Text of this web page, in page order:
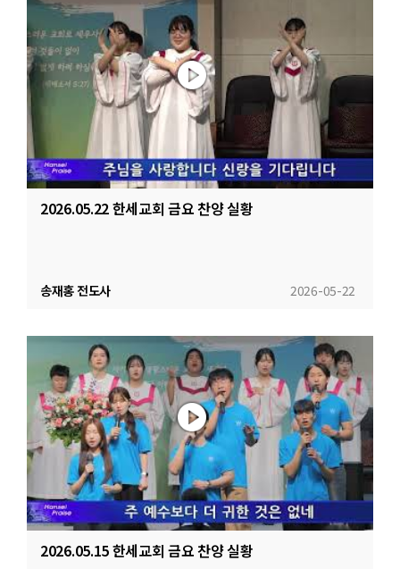
2026.05.22 한세교회 금요 찬양 실황
2026-05-22
송재홍 전도사
2026.05.15 한세교회 금요 찬양 실황